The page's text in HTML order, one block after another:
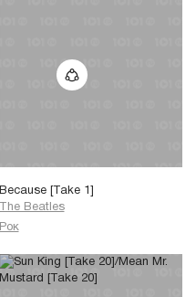
Because [Take 1]
The Beatles
Рок